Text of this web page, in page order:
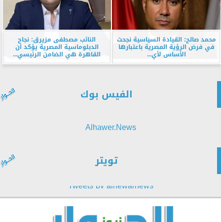
محمد صالح: القيادة السياسية نجحت
في فرض الرؤية المصرية باعتبارها
الأساس لأي...
النائب مصطفى مزيرق: نجاح
الدبلوماسية المصرية يؤكد أن
القاهرة هي الضامن الرئيسي...
الفيس بوك
Alhawer.News
تويتر
Tweets by alhewarnews